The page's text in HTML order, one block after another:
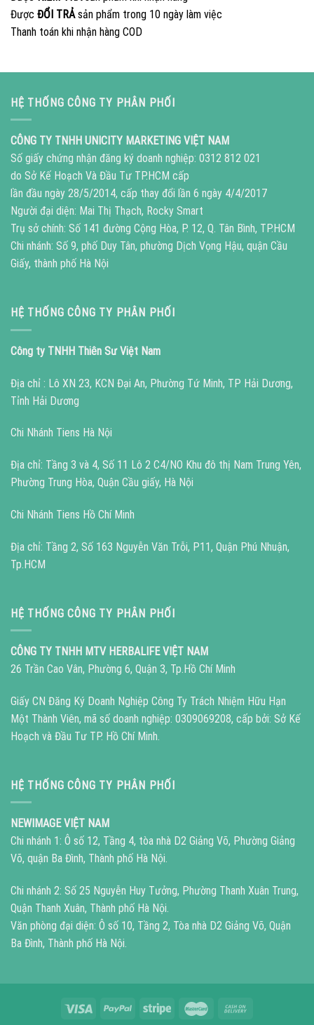
Được ĐỔI TRẢsản phẩm trong 10 ngày làm việc
Thanh toán khi nhận hàng COD
HỆ THỐNG CÔNG TY PHÂN PHỐI
CÔNG TY TNHH UNICITY MARKETING VIỆT NAM
Số giấy chứng nhận đăng ký doanh nghiệp: 0312 812 021
do Sở Kế Hoạch Và Đầu Tư TP.HCM cấp
lần đầu ngày 28/5/2014, cấp thay đổi lần 6 ngày 4/4/2017
Người đại diện: Mai Thị Thạch, Rocky Smart
Trụ sở chính: Số 141 đường Cộng Hòa, P. 12, Q. Tân Bình, TP.HCM
Chi nhánh: Số 9, phố Duy Tân, phường Dịch Vọng Hậu, quận Cầu
Giấy, thành phố Hà Nội
HỆ THỐNG CÔNG TY PHÂN PHỐI
Công ty TNHH Thiên Sư Việt Nam
Địa chỉ : Lô XN 23, KCN Đại An, Phường Tứ Minh, TP Hải Dương,
Tỉnh Hải Dương
Chi Nhánh Tiens Hà Nội
Địa chỉ: Tầng 3 và 4, Số 11 Lô 2 C4/NO Khu đô thị Nam Trung Yên,
Phường Trung Hòa, Quận Cầu giấy, Hà Nội
Chi Nhánh Tiens Hồ Chí Minh
Địa chỉ: Tầng 2, Số 163 Nguyễn Văn Trỗi, P11, Quận Phú Nhuận,
Tp.HCM
HỆ THỐNG CÔNG TY PHÂN PHỐI
CÔNG TY TNHH MTV HERBALIFE VIỆT NAM
26 Trần Cao Vân, Phường 6, Quận 3, Tp.Hồ Chí Minh
Giấy CN Đăng Ký Doanh Nghiệp Công Ty Trách Nhiệm Hữu Hạn
Một Thành Viên, mã số doanh nghiệp: 0309069208, cấp bởi: Sở Kế
Hoạch và Đầu Tư TP. Hồ Chí Minh.
HỆ THỐNG CÔNG TY PHÂN PHỐI
NEWIMAGE VIỆT NAM
Chi nhánh 1: Ô số 12, Tầng 4, tòa nhà D2 Giảng Võ, Phường Giảng
Võ, quận Ba Đình, Thành phố Hà Nội.
Chi nhánh 2: Số 25 Nguyễn Huy Tưởng, Phường Thanh Xuân Trung,
Quận Thanh Xuân, Thành phố Hà Nội.
Văn phòng đại diện: Ô số 10, Tầng 2, Tòa nhà D2 Giảng Võ, Quận
Ba Đình, Thành phố Hà Nội.